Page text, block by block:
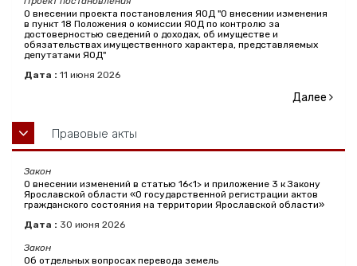
О внесении проекта постановления ЯОД "О внесении изменения
в пункт 18 Положения о комиссии ЯОД по контролю за
достоверностью сведений о доходах, об имуществе и
обязательствах имущественного характера, представляемых
депутатами ЯОД"
Дата : 11 июня 2026
Далее
Правовые акты
Закон
О внесении изменений в статью 16<1> и приложение 3 к Закону
Ярославской области «О государственной регистрации актов
гражданского состояния на территории Ярославской области»
Дата : 30 июня 2026
Закон
Об отдельных вопросах перевода земель